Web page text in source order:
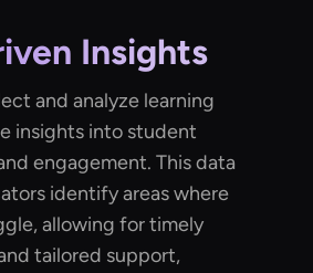
Insights
and analyze learning
insights into student
engagement. This data
identify areas where
allowing for timely
tailored support,